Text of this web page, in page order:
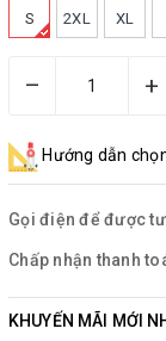
S 2XL XL
– +
Hướng dẫn
Gọi điện để được
Chấp nhận thanh
KHUYẾN MÃI MỚI